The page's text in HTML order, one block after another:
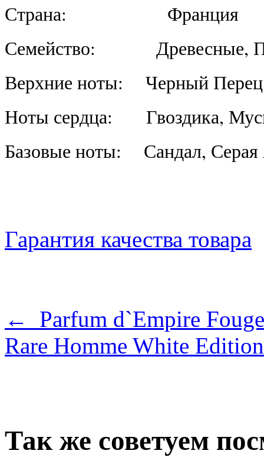
Страна: Франция
Семейство: Древесные,
Верхние ноты: Черный
Ноты сердца: Гвоздика,
Базовые ноты: Сандал,
Гарантия качества товара
← Parfum d`Empire
Rare Homme White
Так же советуем